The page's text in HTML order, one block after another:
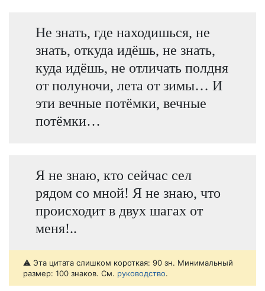
Не знать, где находишься, не
знать, откуда идёшь, не знать,
куда идёшь, не отличать полдня
от полуночи, лета от зимы… И
эти вечные потёмки, вечные
потёмки…
Я не знаю, кто сейчас сел
рядом со мной! Я не знаю, что
происходит в двух шагах от
меня!..
⚠️ Эта цитата слишком короткая: 90 зн. Минимальный
размер: 100 знаков. См. руководство.